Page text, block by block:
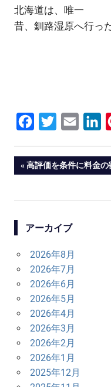
北海道は、唯一
昔、釧路湿原へ行っ
Facebook
Twitter Email
投
ビ
ゲ
ー
シ
ョ
ン
PREVIOUS
POST:
高評価を条件に料金の
アーカイブ
2026年8月
2026年7月
2026年6月
2026年5月
2026年4月
2026年3月
2026年2月
2026年1月
2025年12月